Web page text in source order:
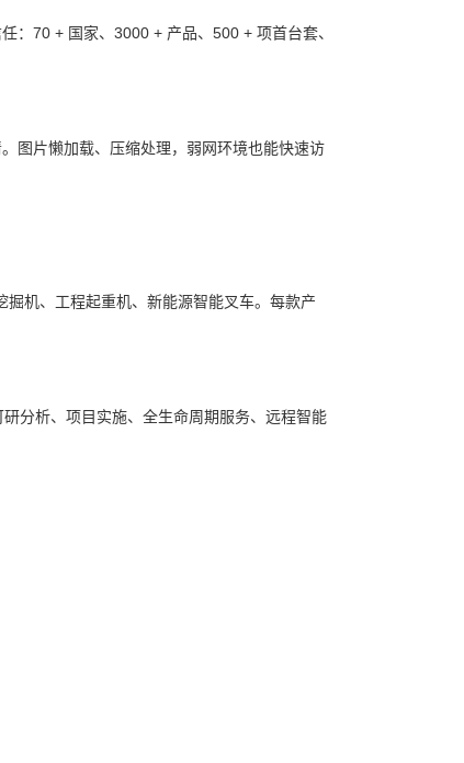
：70 + 国家、3000 + 产品、500 + 项首台套、
图片懒加载、压缩处理，弱网环境也能快速访
掘机、工程起重机、新能源智能叉车。每款产
分析、项目实施、全生命周期服务、远程智能